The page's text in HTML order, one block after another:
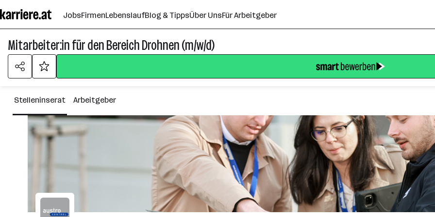
Seiteninhalt
springen
JobsFirmenLebenslaufBlog & TippsÜber UnsFür Arbeitgeber
Mitarbeiter:in für den Bereich Drohnen (m/w/d)
Stelleninserat Arbeitgeber